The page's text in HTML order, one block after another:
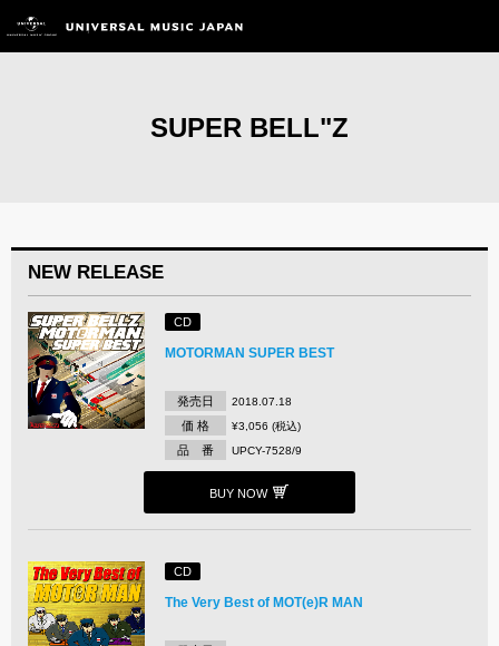
SUPER BELL"Z
NEW RELEASE
CD
MOTORMAN SUPER BEST
発売日 2018.07.18
価 格 ¥3,056 (税込)
品 番 UPCY-7528/9
BUY NOW
CD
The Very Best of MOT(e)R MAN